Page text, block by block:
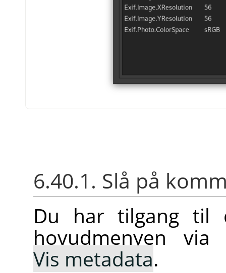
6.40.1. Slå på
Du har tilgang til
hovudmenyen
Vis metadata.